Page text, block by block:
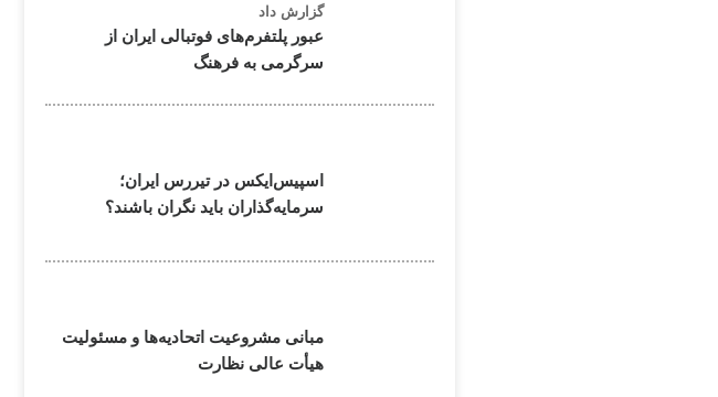
گزارش داد
عبور پلتفرم‌های فوتبالی ایران از
سرگرمی به فرهنگ
اسپیس‌ایکس در تیررس ایران؛
سرمایه‌گذاران باید نگران باشند؟
مبانی مشروعیت اتحادیه‌ها و مسئولیت
هیأت عالی نظارت